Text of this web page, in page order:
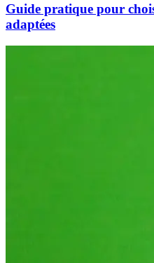
Guide pratique pour
adaptées